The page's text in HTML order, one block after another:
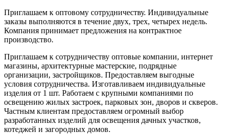
Приглашаем к оптовому сотрудничеству. Индивидуальные
заказы выполняются в течение двух, трех, четырех недель.
Компания принимает предложения на контрактное
производство.
Приглашаем к сотрудничеству оптовые компании, интернет
магазины, архитектурные мастерские, подрядные
организации, застройщиков. Предоставляем выгодные
условия сотрудничества. Изготавливаем индивидуальные
изделия от 1 шт. Работаем с крупными компаниями по
освещению жилых застроек, парковых зон, дворов и скверов.
Частным клиентам предоставляем огромный выбор
разработанных изделий для освещения дачных участков,
котеджей и загородных домов.